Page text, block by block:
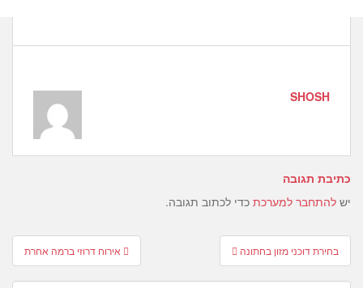
SHOSH
כתיבת תגובה
יש להתחבר למערכת כדי לכתוב תגובה.
Post
navigation
אירוח דרוזי ברמה אחרת בחירת דוכני מזון בחתונה